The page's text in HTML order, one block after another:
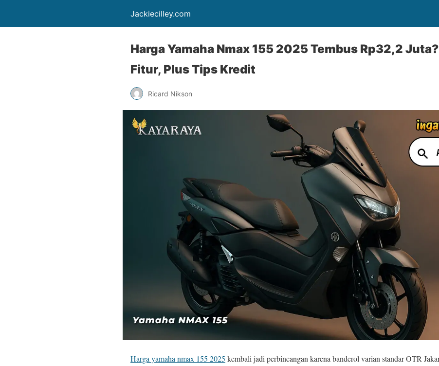
Jackiecilley.com
Harga Yamaha Nmax 155 2025 Tembus Rp32,2
Fitur, Plus Tips Kredit
Ricard Nikson
Harga yamaha nmax 155 2025 kembali jadi perbincangan karena banderol varian standar OTR